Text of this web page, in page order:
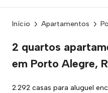
Início Apartamentos
2 quartos
em Porto Alegre,
2.292 casas para aluguel